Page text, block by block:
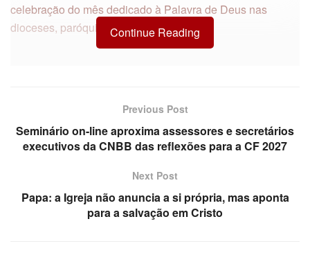
celebração do mês dedicado à Palavra de Deus nas
dioceses, paróquias e comunidades.
para orientar a celebração e vivência
aprofundamento bíblico, contextualização histórica e pistas
pastorais que ajudam a compreender a fidelidade a Deus
perseverança do povo de Deus.
Acompanhe os encontros:
Continue Reading
Previous Post
Seminário on-line aproxima assessores e secretários
executivos da CNBB das reflexões para a CF 2027
Next Post
Papa: a Igreja não anuncia a si própria, mas aponta
para a salvação em Cristo